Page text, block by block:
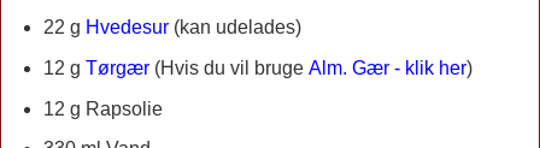
22 g Hvedesur(kan udelades)
12 g Tørgær(Hvis du vil bruge Alm. Gær - klik her)
12 g Rapsolie